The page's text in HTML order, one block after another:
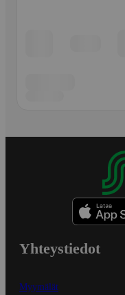
Yhteystiedot
Myymälät